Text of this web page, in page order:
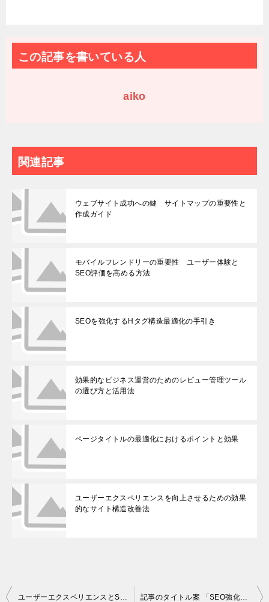
この記事を書いている人
aiko
関連記事
ウェブサイト成功への鍵 サイトマップの重要性と
作成ガイド
モバイルフレンドリーの重要性 ユーザー体験と
SEO評価を高める方法
SEOを強化するHタグ構造最適化の手引き
効果的なビジネス運営のためのレビュー管理ツール
の選び方と活用法
ページタイトルの最適化におけるポイントと効果
ユーザーエクスペリエンスを向上させるための効果
的なサイト構造改善法
投
ユーザーエクスペリエンスとSEOを高めるパンくずリスト最適化の手法 記事のタイトル案 「SEO強化の鍵 効果的な内部リンク最適化の方法とその影響」